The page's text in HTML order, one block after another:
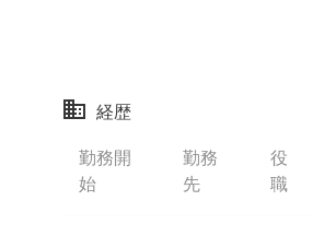
経歴
勤務開
始
勤務
先
役
職